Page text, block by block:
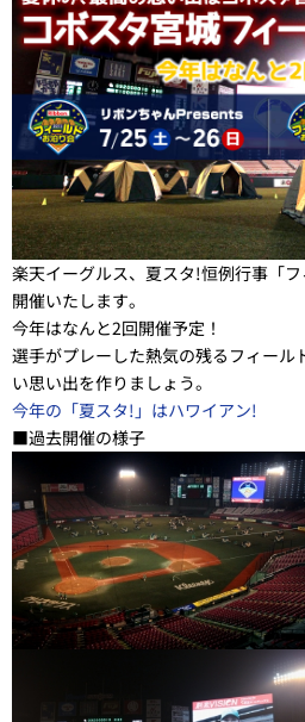
楽天イーグルス、夏スタ!恒例行事「
開催いたします。
今年はなんと2回開催予定！
選手がプレーした熱気の残るフィール
い思い出を作りましょう。
今年の「夏スタ!」はハワイアン!
■過去開催の様子